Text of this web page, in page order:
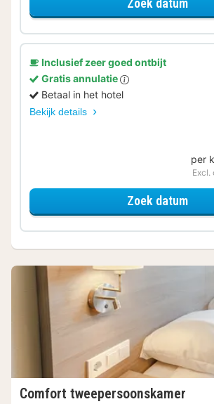
Zoek datum
Inclusief zeer goed ontbijt
Gratis annulatie
Betaal in het hotel
Bekijk details
per
Excl.
Zoek datumvoor
Comfort tweepersoonskamer